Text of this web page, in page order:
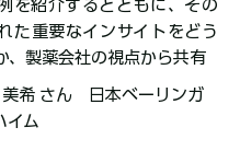
を紹介するとともに、その
た重要なインサイトをどう
、製薬会社の視点から共有​​
希 さん 日本ベーリンガ
イム​​​​​​​​​